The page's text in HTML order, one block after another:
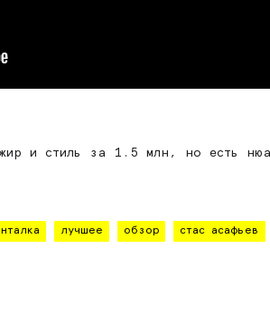
и стиль за 1.5 млн, но есть
лучшее обзор стас асафьев